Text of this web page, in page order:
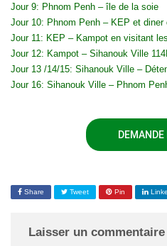
Jour 9: Phnom Penh – île de la soie
Jour 10: Phnom Penh – KEP et diner
Jour 11: KEP – Kampot en visitant
Jour 12: Kampot – Sihanouk Ville
Jour 13 /14/15: Sihanouk Ville –
Jour 16: Sihanouk Ville – Phnom
DEMANDE
Share Tweet Pin
Laisser un commentaire